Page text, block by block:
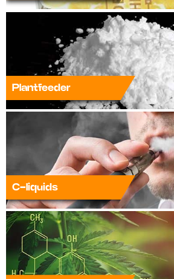
Plantfeeder
C-liquids